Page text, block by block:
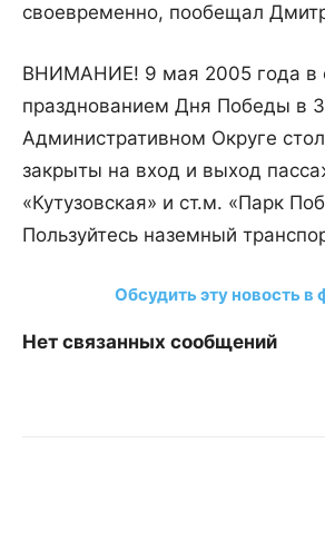
своевременно, пообещал
ВНИМАНИЕ! 9 мая 2005 года в
празднованием Дня Победы в
Административном Округе
закрыты на вход и выход
«Кутузовская» и ст.м. «Парк
Пользуйтесь наземный
Обсудить эту новость в
Нет связанных сообщений